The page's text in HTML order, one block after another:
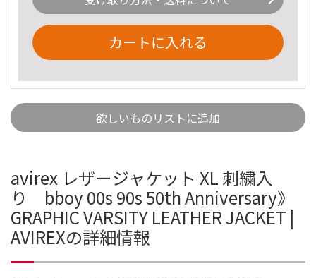
カートに入れる
欲しいものリストに追加
avirex レザージャケット XL 刺繍入
り bboy 00s 90s 50th Anniversary》
GRAPHIC VARSITY LEATHER JACKET |
AVIREXの詳細情報